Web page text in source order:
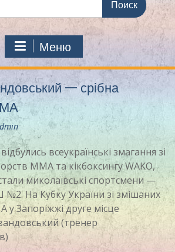
Меню
— срібна
всеукраїнські змагання зі
ММА та кікбоксингу WAKO,
миколаївські спортсмени —
На Кубку України зі змішаних
Запоріжжі друге місце
(тренер